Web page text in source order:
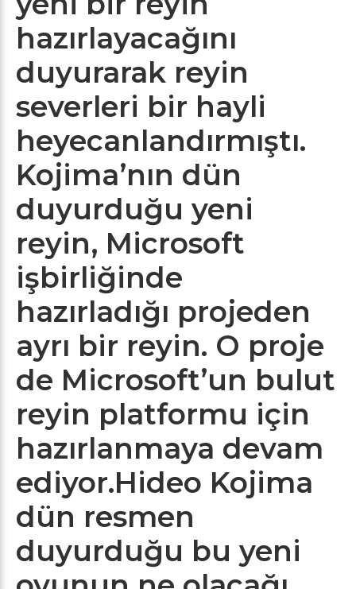
hazırlayacağını
duyurarak reyin
severleri bir hayli
heyecanlandırmıştı.
Kojima’nın dün
duyurduğu yeni
reyin, Microsoft
işbirliğinde
hazırladığı projeden
ayrı bir reyin. O proje
de Microsoft’un bulut
reyin platformu için
hazırlanmaya devam
ediyor.Hideo Kojima
dün resmen
duyurduğu bu yeni